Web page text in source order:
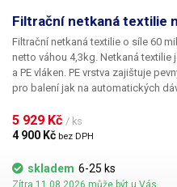
Filtrační netkaná textilie
Filtrační netkaná textilie o síle 60
netto váhou 4,3kg. Netkaná textilie
a PE vláken. PE vrstva zajištuje
pro balení jak na automatických
baličku s dávkovačem 10-800g ale
případě použití 340mm násypníku.
Netkaná textilie jepropustná a
120°C a je vhodná na výrobu
5 929 Kč / ks
4 900 Kč bez DPH
skladem 6-25 ks
Zítra 11.08.2026 může být u Vás